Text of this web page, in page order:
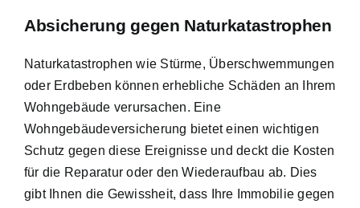
Absicherung gegen Naturkatastrophen
Naturkatastrophen wie Stürme, Überschwemmungen
oder Erdbeben können erhebliche Schäden an Ihrem
Wohngebäude verursachen. Eine
Wohngebäudeversicherung bietet einen wichtigen
Schutz gegen diese Ereignisse und deckt die Kosten
für die Reparatur oder den Wiederaufbau ab. Dies
gibt Ihnen die Gewissheit, dass Ihre Immobilie gegen